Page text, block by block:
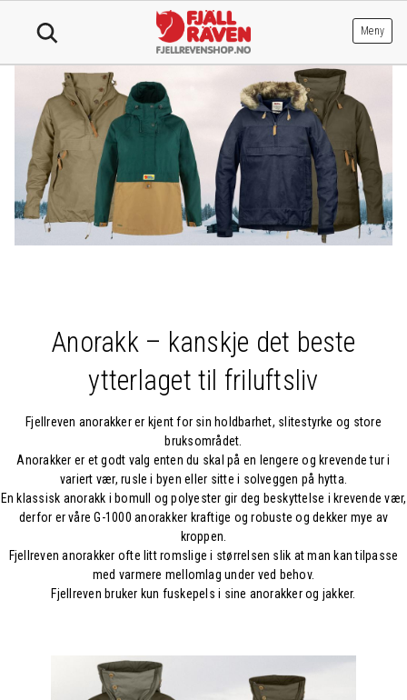
Meny
Anorakk – kanskje det beste
ytterlaget til friluftsliv
Fjellreven anorakker er kjent for sin holdbarhet, slitestyrke og store
bruksområdet.
Anorakker er et godt valg enten du skal på en lengere og krevende tur i
variert vær, rusle i byen eller sitte i solveggen på hytta.
En klassisk anorakk i bomull og polyester gir deg beskyttelse i krevende vær,
derfor er våre G-1000 anorakker kraftige og robuste og dekker mye av
kroppen.
Fjellreven anorakker ofte litt romslige i størrelsen slik at man kan tilpasse
med varmere mellomlag under ved behov.
Fjellreven bruker kun fuskepels i sine anorakker og jakker.